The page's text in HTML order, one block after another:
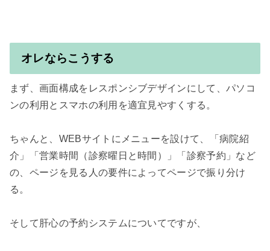
オレならこうする
まず、画面構成をレスポンシブデザインにして、パソコ
ンの利用とスマホの利用を適宜見やすくする。
ちゃんと、WEBサイトにメニューを設けて、「病院紹
介」「営業時間（診察曜日と時間）」「診察予約」など
の、ページを見る人の要件によってページで振り分け
る。
そして肝心の予約システムについてですが、